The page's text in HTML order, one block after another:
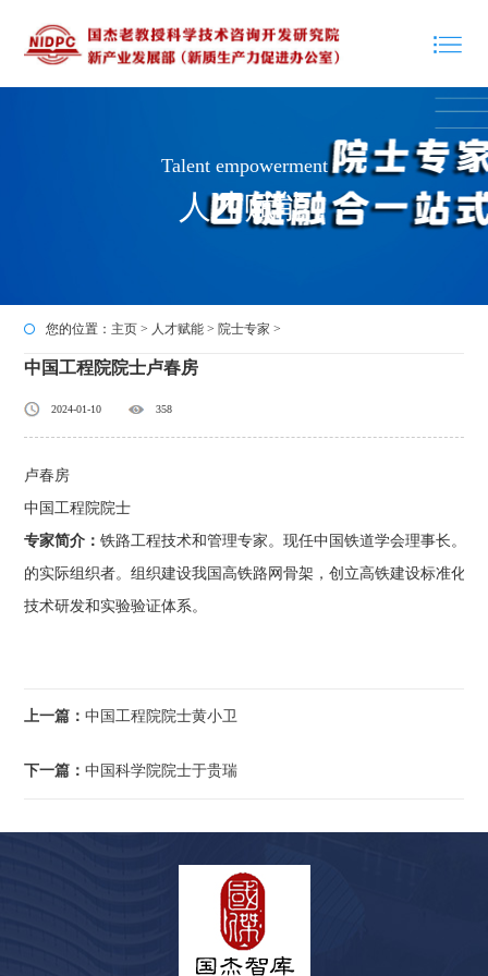
Talent empowerment
人才赋能
您的位置： 主页 > 人才赋能 > 院士专家 >
中国工程院院士卢春房
2024-01-10 358
卢春房
中国工程院院士
专家简介：铁路工程技术和管理专家。现任中国铁道学会理事长。
的实际组织者。组织建设我国高铁路网骨架，创立高铁建设标准化
技术研发和实验验证体系。
上一篇：中国工程院院士黄小卫
下一篇：中国科学院院士于贵瑞